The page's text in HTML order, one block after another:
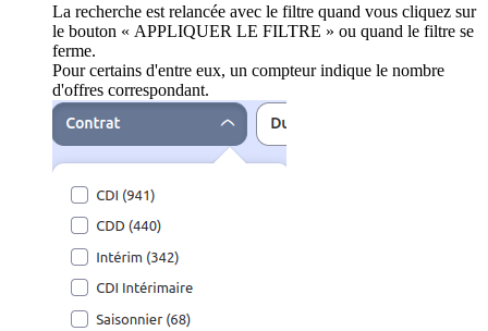
La recherche est relancée avec le filtre quand vous cliquez sur
le bouton « APPLIQUER LE FILTRE » ou quand le filtre se
ferme.
Pour certains d'entre eux, un compteur indique le nombre
d'offres correspondant.